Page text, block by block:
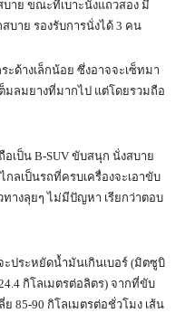
าย ขณะที่เบาะนั่งแถวสอง มี
บาย รองรับการนั่งได้ 3 คน
ด้างเล็กน้อย ซึ่งอาจจะเซ็ทมา
มลมยางที่มากไป แต่โดยรวมถือ
เป็น B-SUV ขับสนุก นั่งสบาย
ลเป็นรถที่ครบเครื่องจะเอาขับ
างลุยๆ ไม่มีปัญหา เรียกว่าตอบ
ประหยัดน้ำมันเกินเบอร์ (มิตซูบิ
กิโลเมตรต่อลิตร) จากที่ขับ
85-90 กิโลเมตรต่อชั่วโมง เส้น